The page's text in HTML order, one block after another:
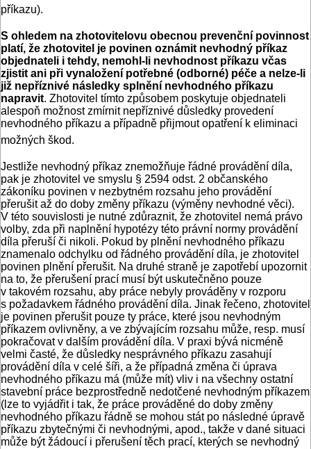
příkazu).
S ohledem na zhotovitelovu obecnou prevenční povinnost
platí, že zhotovitel je povinen oznámit nevhodný příkaz
objednateli i tehdy, nemohl-li nevhodnost příkazu včas
zjistit ani při vynaložení potřebné (odborné) péče a nelze-li
již nepříznivé následky splnění nevhodného příkazu
napravit. Zhotovitel tímto způsobem poskytuje objednateli
alespoň možnost zmírnit nepříznivé důsledky provedení
nevhodného příkazu a případně přijmout opatření k eliminaci
možných škod.
Jestliže nevhodný příkaz znemožňuje řádné provádění díla,
pak je zhotovitel ve smyslu § 2594 odst. 2 občanského
zákoníku povinen v nezbytném rozsahu jeho provádění
přerušit až do doby změny příkazu (výměny nevhodné věci).
V této souvislosti je nutné zdůraznit, že zhotovitel nemá právo
volby, zda při naplnění hypotézy této právní normy provádění
díla přeruší či nikoli. Pokud by plnění nevhodného příkazu
znamenalo odchylku od řádného provádění díla, je zhotovitel
povinen plnění přerušit. Na druhé straně je zapotřebí upozornit
na to, že přerušení prací musí být uskutečněno pouze
v takovém rozsahu, aby práce nebyly prováděny v rozporu
s požadavkem řádného provádění díla. Jinak řečeno, zhotovitel
je povinen přerušit pouze ty práce, které jsou nevhodným
příkazem ovlivněny, a ve zbývajícím rozsahu může, resp. musí
pokračovat v dalším provádění díla. V praxi bývá nicméně
velmi časté, že důsledky nesprávného příkazu zasahují
provádění díla v celé šíři, a že případná změna či úprava
nevhodného příkazu má (může mít) vliv i na všechny ostatní
stavební práce bezprostředně nedotčené nevhodným příkazem
(lze to vyjádřit i tak, že práce prováděné do doby změny
nevhodného příkazu řádně se mohou stát po následné úpravě
příkazu zbytečnými či nevhodnými, apod., takže v dané situaci
může být žádoucí i přerušení těch prací, kterých se nevhodný